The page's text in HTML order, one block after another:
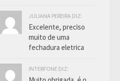
JULIANA PEREIRA DIZ:
Excelente, preciso
muito de uma
fechadura eletrica
INTERFONE DIZ: